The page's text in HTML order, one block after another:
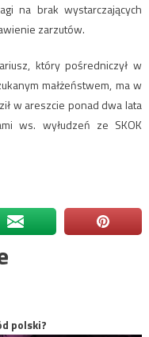
na brak wystarczających
zarzutów.
który pośredniczył w
małżeństwem, ma w
w areszcie ponad dwa lata
ws. wyłudzeń ze SKOK
polski?